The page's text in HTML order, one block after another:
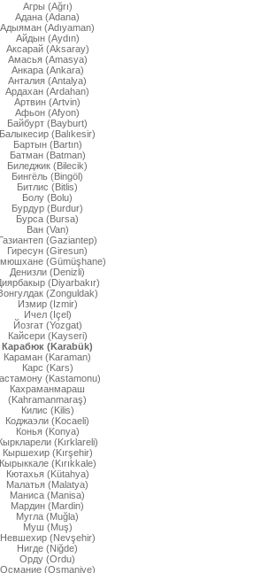
Агры (Ağrı)
Адана (Adana)
Адыяман (Adıyaman)
Айдын (Aydın)
Аксарай (Aksaray)
Амасья (Amasya)
Анкара (Ankara)
Анталия (Antalya)
Ардахан (Ardahan)
Артвин (Artvin)
Афьон (Afyon)
Байбурт (Bayburt)
Балыкесир (Balıkesir)
Бартын (Bartın)
Батман (Batman)
Биледжик (Bilecik)
Бингёль (Bingöl)
Битлис (Bitlis)
Болу (Bolu)
Бурдур (Burdur)
Бурса (Bursa)
Ван (Van)
Газиантеп (Gaziantep)
Гиресун (Giresun)
(Gümüşhane)
Денизли (Denizli)
(Diyarbakır)
(Zonguldak)
Измир (Izmir)
Ичел (Içel)
Йозгат (Yozgat)
Кайсери (Kayseri)
Карабюк (Karabük)
Караман (Karaman)
Карс (Kars)
(Kastamonu)
Кахраманмараш
(Kahramanmaraş)
Килис (Kilis)
Коджаэли (Kocaeli)
Конья (Konya)
(Kırklareli)
Кыршехир (Kırşehir)
Кырыккале (Kırıkkale)
Кютахья (Kütahya)
Малатья (Malatya)
Маниса (Manisa)
Мардин (Mardin)
Мугла (Muğla)
Муш (Muş)
Невшехир (Nevşehir)
Нигде (Niğde)
Орду (Ordu)
Османие (Osmaniye)